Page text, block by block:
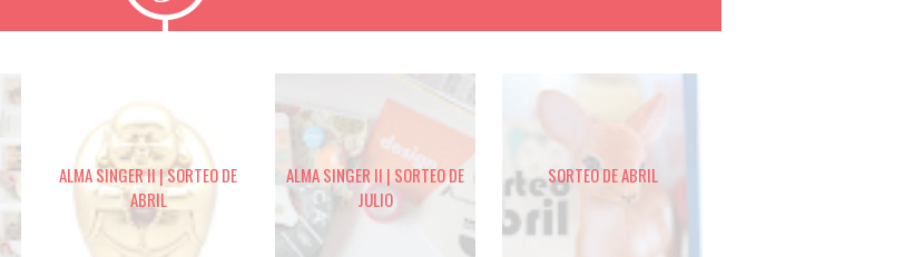
ALMA SINGER II | SORTEO DE
ABRIL
ALMA SINGER II | SORTEO DE
JULIO
SORTEO DE ABRIL